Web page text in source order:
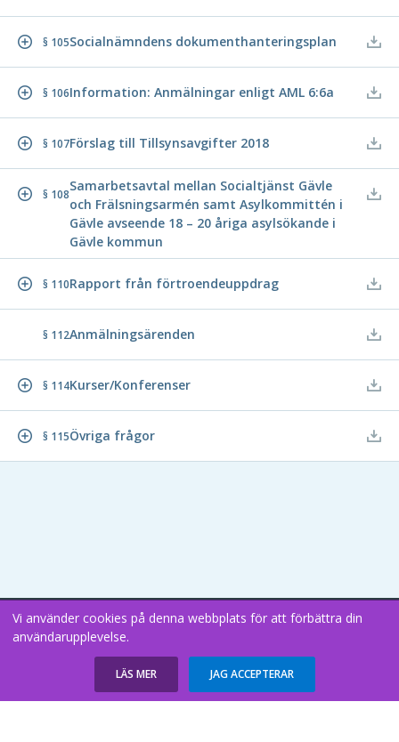
§ 105Socialnämndens dokumenthanteringsplan
§ 106Information: Anmälningar enligt AML 6:6a
§ 107Förslag till Tillsynsavgifter 2018
§ 108
Samarbetsavtal mellan Socialtjänst Gävle
och Frälsningsarmén samt Asylkommittén i
Gävle avseende 18 – 20 åriga asylsökande i
Gävle kommun
§ 110Rapport från förtroendeuppdrag
§ 112Anmälningsärenden
§ 114Kurser/Konferenser
§ 115Övriga frågor
Copyright В© 2026
Vi använder cookies på denna webbplats för att förbättra din
användarupplevelse.